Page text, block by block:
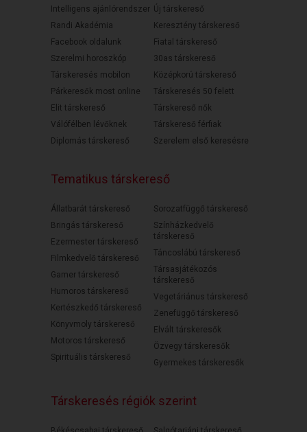
Intelligens ajánlórendszer
Randi Akadémia
Facebook oldalunk
Szerelmi horoszkóp
Társkeresés mobilon
Párkeresők most online
Elit társkereső
Válófélben lévőknek
Diplomás társkereső
Új társkereső
Keresztény társkereső
Fiatal társkereső
30as társkereső
Középkorú társkereső
Társkeresés 50 felett
Társkereső nők
Társkereső férfiak
Szerelem első keresésre
Tematikus társkereső
Állatbarát társkereső
Bringás társkereső
Ezermester társkereső
Filmkedvelő társkereső
Gamer társkereső
Humoros társkereső
Kertészkedő társkereső
Könyvmoly társkereső
Motoros társkereső
Spirituális társkereső
Sorozatfüggő társkereső
Színházkedvelő
társkereső
Táncoslábú társkereső
Társasjátékozós
társkereső
Vegetáriánus társkereső
Zenefüggő társkereső
Elvált társkeresők
Özvegy társkeresők
Gyermekes társkeresők
Társkeresés régiók szerint